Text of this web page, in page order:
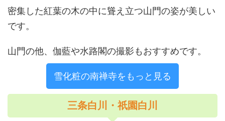
密集した紅葉の木の中に聳え立つ山門の姿が美しい
です。
山門の他、伽藍や水路閣の撮影もおすすめです。
雪化粧の南禅寺をもっと見る
三条白川・祇園白川